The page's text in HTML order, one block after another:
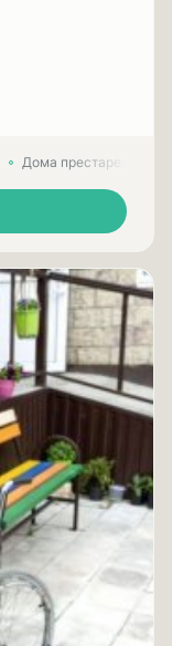
Дома престарелых